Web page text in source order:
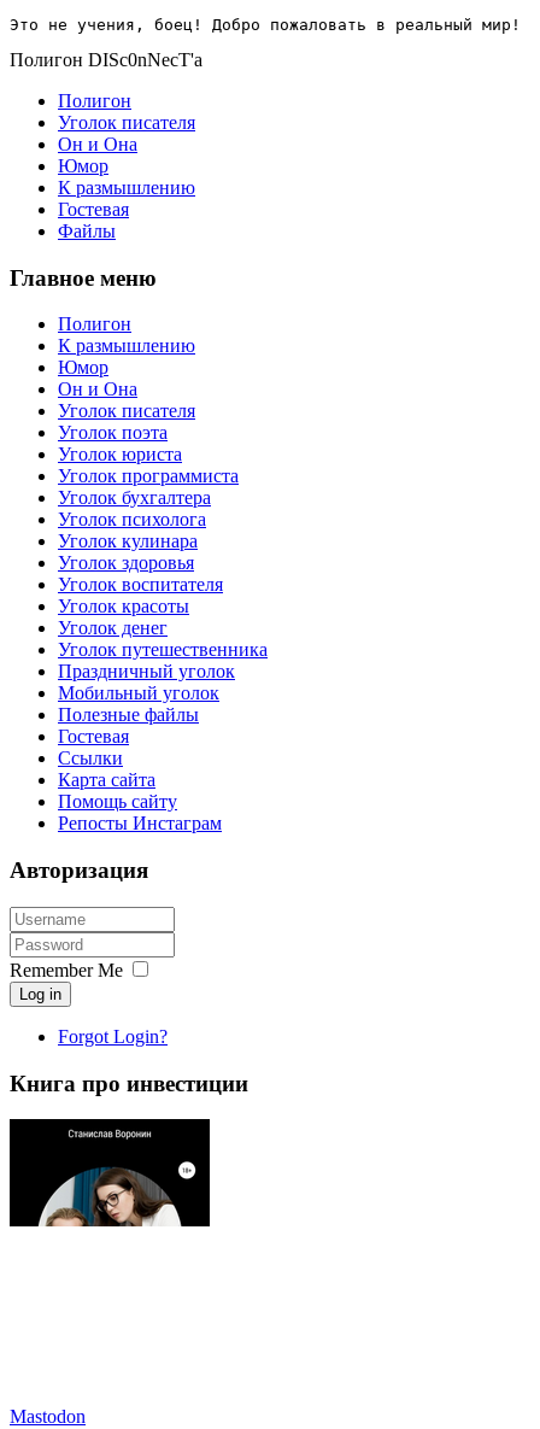
Это не учения, боец! Добро пожаловать в реальный мир!
Полигон DISc0nNecT'a
Полигон
Уголок писателя
Он и Она
Юмор
К размышлению
Гостевая
Файлы
Главное меню
Полигон
К размышлению
Юмор
Он и Она
Уголок писателя
Уголок поэта
Уголок юриста
Уголок программиста
Уголок бухгалтера
Уголок психолога
Уголок кулинара
Уголок здоровья
Уголок воспитателя
Уголок красоты
Уголок денег
Уголок путешественника
Праздничный уголок
Мобильный уголок
Полезные файлы
Гостевая
Ссылки
Карта сайта
Помощь сайту
Репосты Инстаграм
Авторизация
Remember Me
Log in
Forgot Login?
Книга про инвестиции
Mastodon